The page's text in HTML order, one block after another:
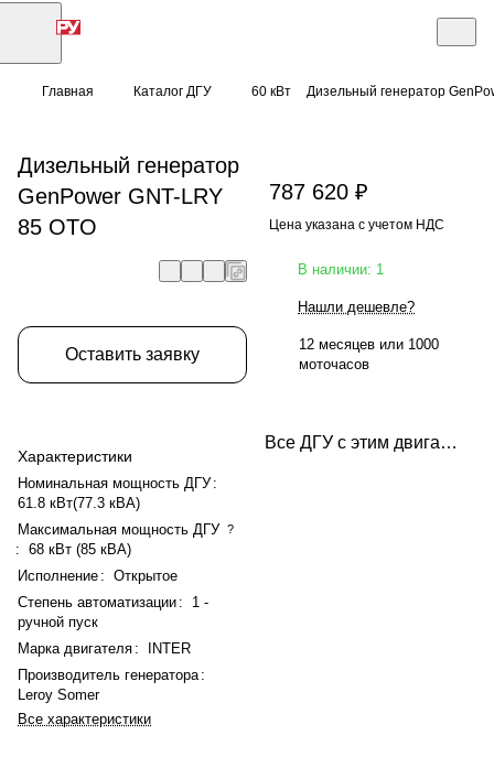
Главная Каталог ДГУ 60 кВт Дизельный генератор
Дизельный генератор
GenPower GNT-LRY
85 OTO
Оставить заявку
Характеристики
Номинальная мощность ДГУ :
61.8 кВт(77.3 кВА)
Максимальная мощность ДГУ ?
: 68 кВт (85 кВА)
Исполнение : Открытое
Степень автоматизации :
1 -
ручной пуск
Марка двигателя :
INTER
Производитель генератора :
Leroy Somer
Все характеристики
787 620 ₽
Цена указана с учетом НДС
В наличии: 1
Нашли дешевле?
12 месяцев или 1000
моточасов
Все ДГУ с этим двигателем